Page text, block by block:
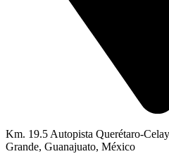
Km. 19.5 Autopista Querétaro-
Grande, Guanajuato, México